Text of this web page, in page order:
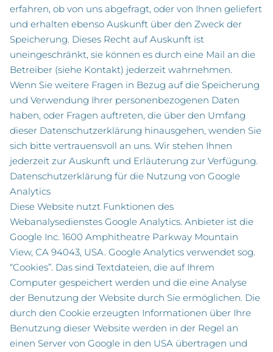
erfahren, ob von uns abgefragt, oder von Ihnen geliefert
und erhalten ebenso Auskunft über den Zweck der
Speicherung. Dieses Recht auf Auskunft ist
uneingeschränkt, sie können es durch eine Mail an die
Betreiber (siehe Kontakt) jederzeit wahrnehmen.
Wenn Sie weitere Fragen in Bezug auf die Speicherung
und Verwendung Ihrer personenbezogenen Daten
haben, oder Fragen auftreten, die über den Umfang
dieser Datenschutzerklärung hinausgehen, wenden Sie
sich bitte vertrauensvoll an uns. Wir stehen Ihnen
jederzeit zur Auskunft und Erläuterung zur Verfügung.
Datenschutzerklärung für die Nutzung von Google
Analytics
Diese Website nutzt Funktionen des
Webanalysedienstes Google Analytics. Anbieter ist die
Google Inc. 1600 Amphitheatre Parkway Mountain
View, CA 94043, USA. Google Analytics verwendet sog.
“Cookies”. Das sind Textdateien, die auf Ihrem
Computer gespeichert werden und die eine Analyse
der Benutzung der Website durch Sie ermöglichen. Die
durch den Cookie erzeugten Informationen über Ihre
Benutzung dieser Website werden in der Regel an
einen Server von Google in den USA übertragen und